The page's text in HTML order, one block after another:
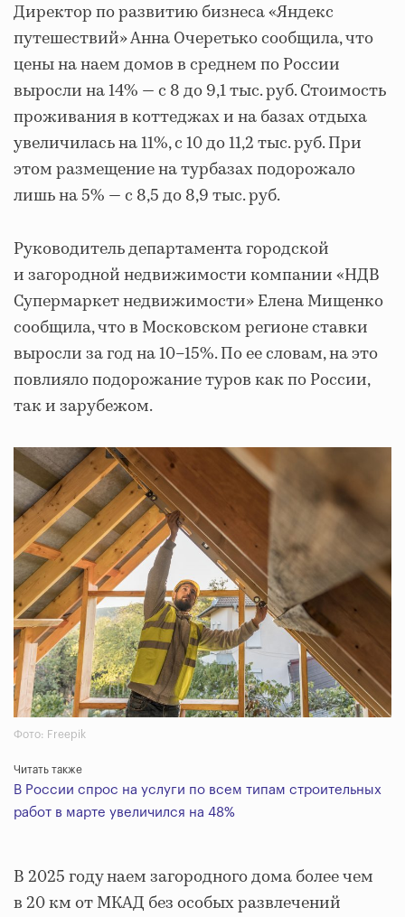
Директор по развитию бизнеса «Яндекс
путешествий» Анна Очеретько сообщила, что
цены на наем домов в среднем по России
выросли на 14% — с 8 до 9,1 тыс. руб. Стоимость
проживания в коттеджах и на базах отдыха
увеличилась на 11%, с 10 до 11,2 тыс. руб. При
этом размещение на турбазах подорожало
лишь на 5% — с 8,5 до 8,9 тыс. руб.
Руководитель департамента городской
и загородной недвижимости компании «НДВ
Супермаркет недвижимости» Елена Мищенко
сообщила, что в Московском регионе ставки
выросли за год на 10–15%. По ее словам, на это
повлияло подорожание туров как по России,
так и зарубежом.
Фото: Freepik
Читать также
В России спрос на услуги по всем типам строительных
работ в марте увеличился на 48%
В 2025 году наем загородного дома более чем
в 20 км от МКАД без особых развлечений